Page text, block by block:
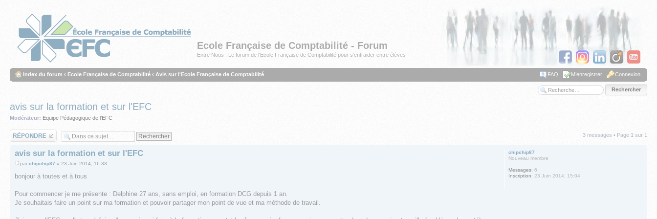
Ecole Française de Comptabilité - Forum
Entre Nous : Le forum de l'Ecole Française de Comptabilité pour s'entraider entre élèves
Index du forum ‹ Ecole Française de Comptabilité ‹ Avis sur l'Ecole Française de Comptabilité FAQ M’enregistrer Connexion
avis sur la formation et sur l'EFC
Modérateur: Equipe Pédagogique de l'EFC
Répondre 3 messages • Page 1 sur 1
avis sur la formation et sur l'EFC
par chipchip87 » 23 Juin 2014, 16:33
bonjour à toutes et à tous
Pour commencer je me présente : Delphine 27 ans, sans emploi, en formation DCG depuis 1 an.
Je souhaitais faire un point sur ma formation et pouvoir partager mon point de vue et ma méthode de travail.
chipchip87
Nouveau membre
Messages: 6
Inscription: 23 Juin 2014, 15:04